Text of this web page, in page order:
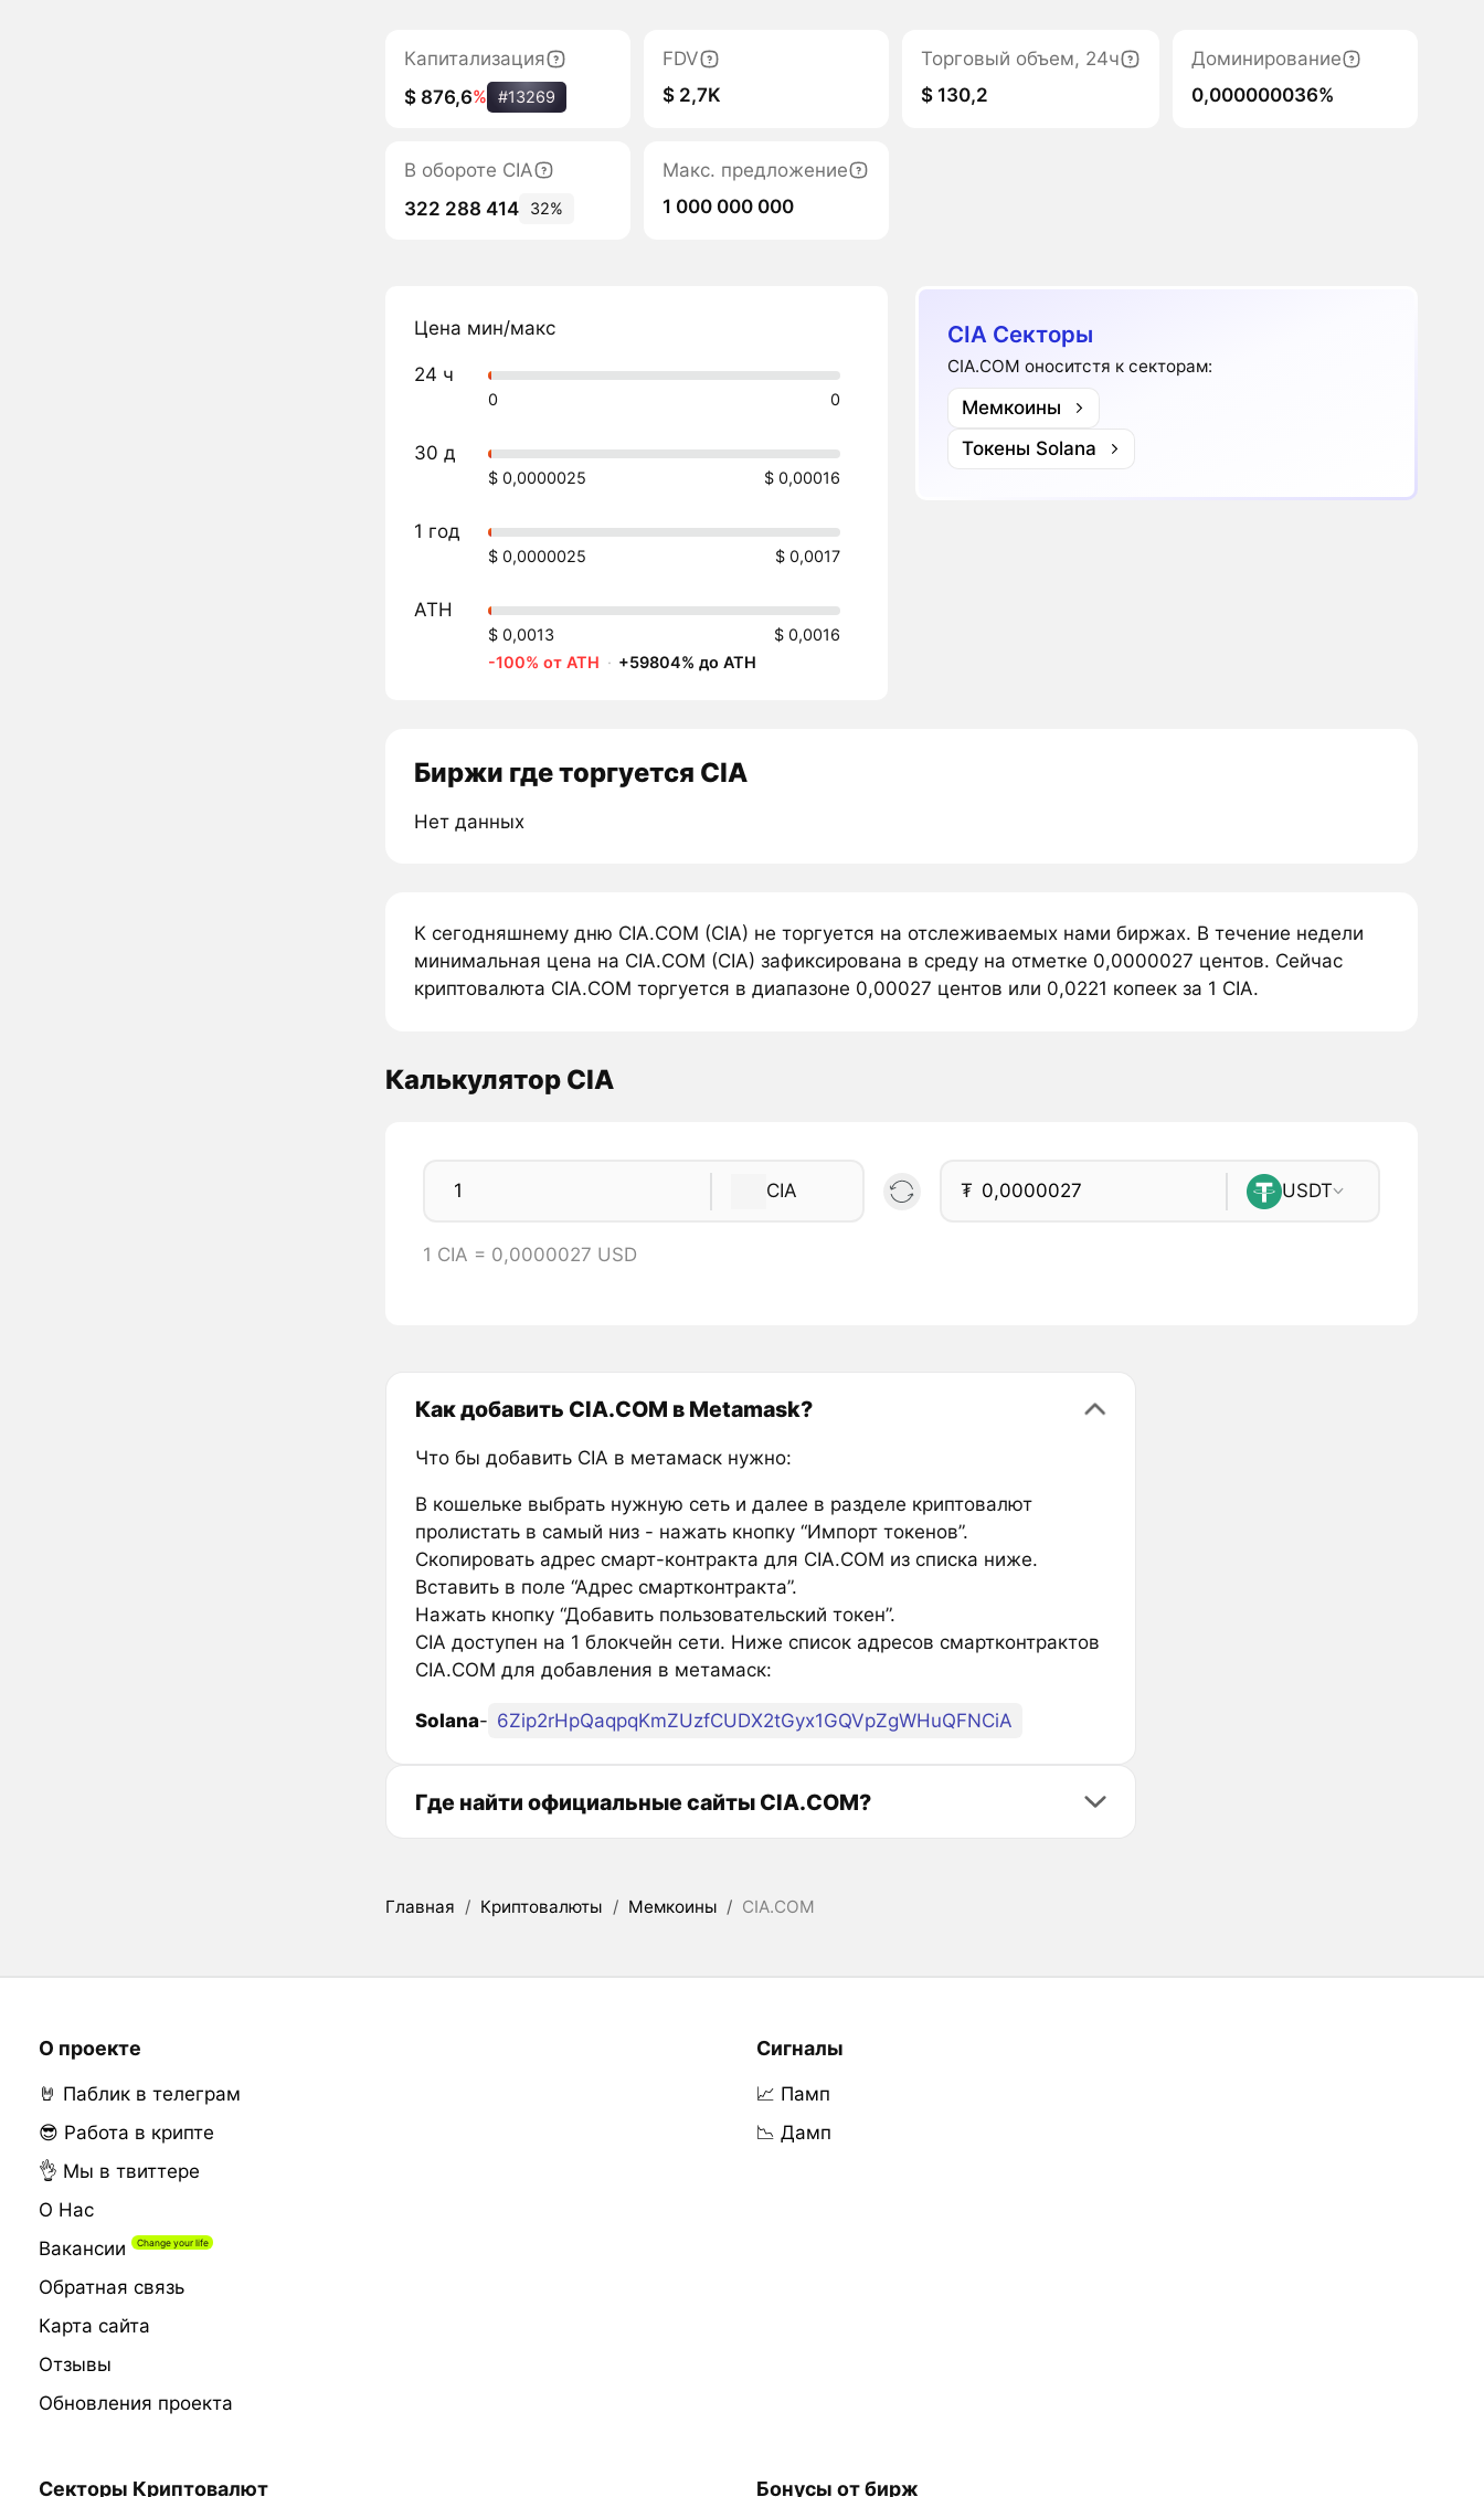
Капитализация
$ 876,6% #13269
FDV
$ 2,7K
Торговый объем, 24ч
$ 130,2
Доминирование
0,000000036%
В обороте CIA
322 288 414
32%
Макс. предложение
1 000 000 000
Цена мин/макс
24 ч
0 0
30 д
$ 0,0000025 $ 0,00016
1 год
$ 0,0000025 $ 0,0017
ATH
$ 0,0013
$ 0,0016
-100% от ATH · +59804% до ATH
CIA Секторы
CIA.COM оноситстя к секторам:
Мемкоины
Токены Solana
Биржи где торгуется CIA
Нет данных
К сегодняшнему дню CIA.COM (CIA) не торгуется на отслеживаемых нами биржах. В течение недели
минимальная цена на CIA.COM (CIA) зафиксирована в среду на отметке 0,0000027 центов. Сейчас
криптовалюта CIA.COM торгуется в диапазоне 0,00027 центов или 0,0221 копеек за 1 CIA.
Калькулятор CIA
CIA ₮ USDT
1 CIA = 0,0000027 USD
Как добавить CIA.COM в Metamask?
Что бы добавить CIA в метамаск нужно:
В кошельке выбрать нужную сеть и далее в разделе криптовалют
пролистать в самый низ - нажать кнопку “Импорт токенов”.
Скопировать адрес смарт-контракта для CIA.COM из списка ниже.
Вставить в поле “Адрес смартконтракта”.
Нажать кнопку “Добавить пользовательский токен”.
CIA доступен на 1 блокчейн сети. Ниже список адресов смартконтрактов
CIA.COM для добавления в метамаск:
Solana- 6Zip2rHpQaqpqKmZUzfCUDX2tGyx1GQVpZgWHuQFNCiA
Где найти официальные сайты CIA.COM?
Главная / Криптовалюты / Мемкоины / CIA.COM
О проекте
🤘 Паблик в телеграм
😎 Работа в крипте
👌 Мы в твиттере
О Нас
Вакансии
Обратная связь
Карта сайта
Отзывы
Обновления проекта
Сигналы
📈 Памп
📉 Дамп
Секторы Криптовалют Бонусы от бирж